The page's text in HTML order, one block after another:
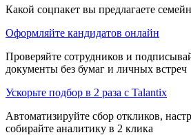
Какой соцпакет вы предлагаете
Оформляйте кандидатов онлайн
Проверяйте сотрудников и
документы без бумаг и личных встреч
Ускорьте подбор в 2 раза с Talantix
Автоматизируйте сбор откликов,
собирайте аналитику в 2 клика